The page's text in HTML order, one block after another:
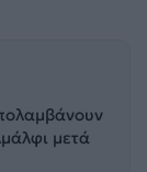
μετά